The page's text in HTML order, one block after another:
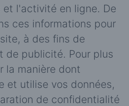
l'activité en ligne. De
ces informations pour
à des fins de
de publicité. Pour plus
la manière dont
et utilise vos données,
de confidentialité